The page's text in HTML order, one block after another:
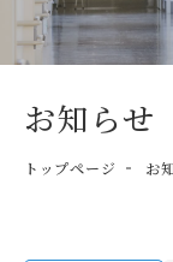
お知らせ
トップページ お